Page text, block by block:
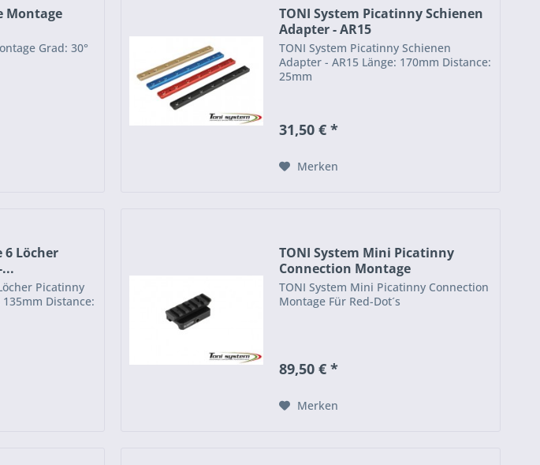
Montage
Grad: 30°
TONI System Picatinny Schienen
Adapter - AR15
TONI System Picatinny Schienen
Adapter - AR15 Länge: 170mm Distance:
25mm
31,50 € *
Merken
6 Löcher
Picatinny
135mm Distance:
TONI System Mini Picatinny
Connection Montage
TONI System Mini Picatinny Connection
Montage Für Red-Dot´s
89,50 € *
Merken